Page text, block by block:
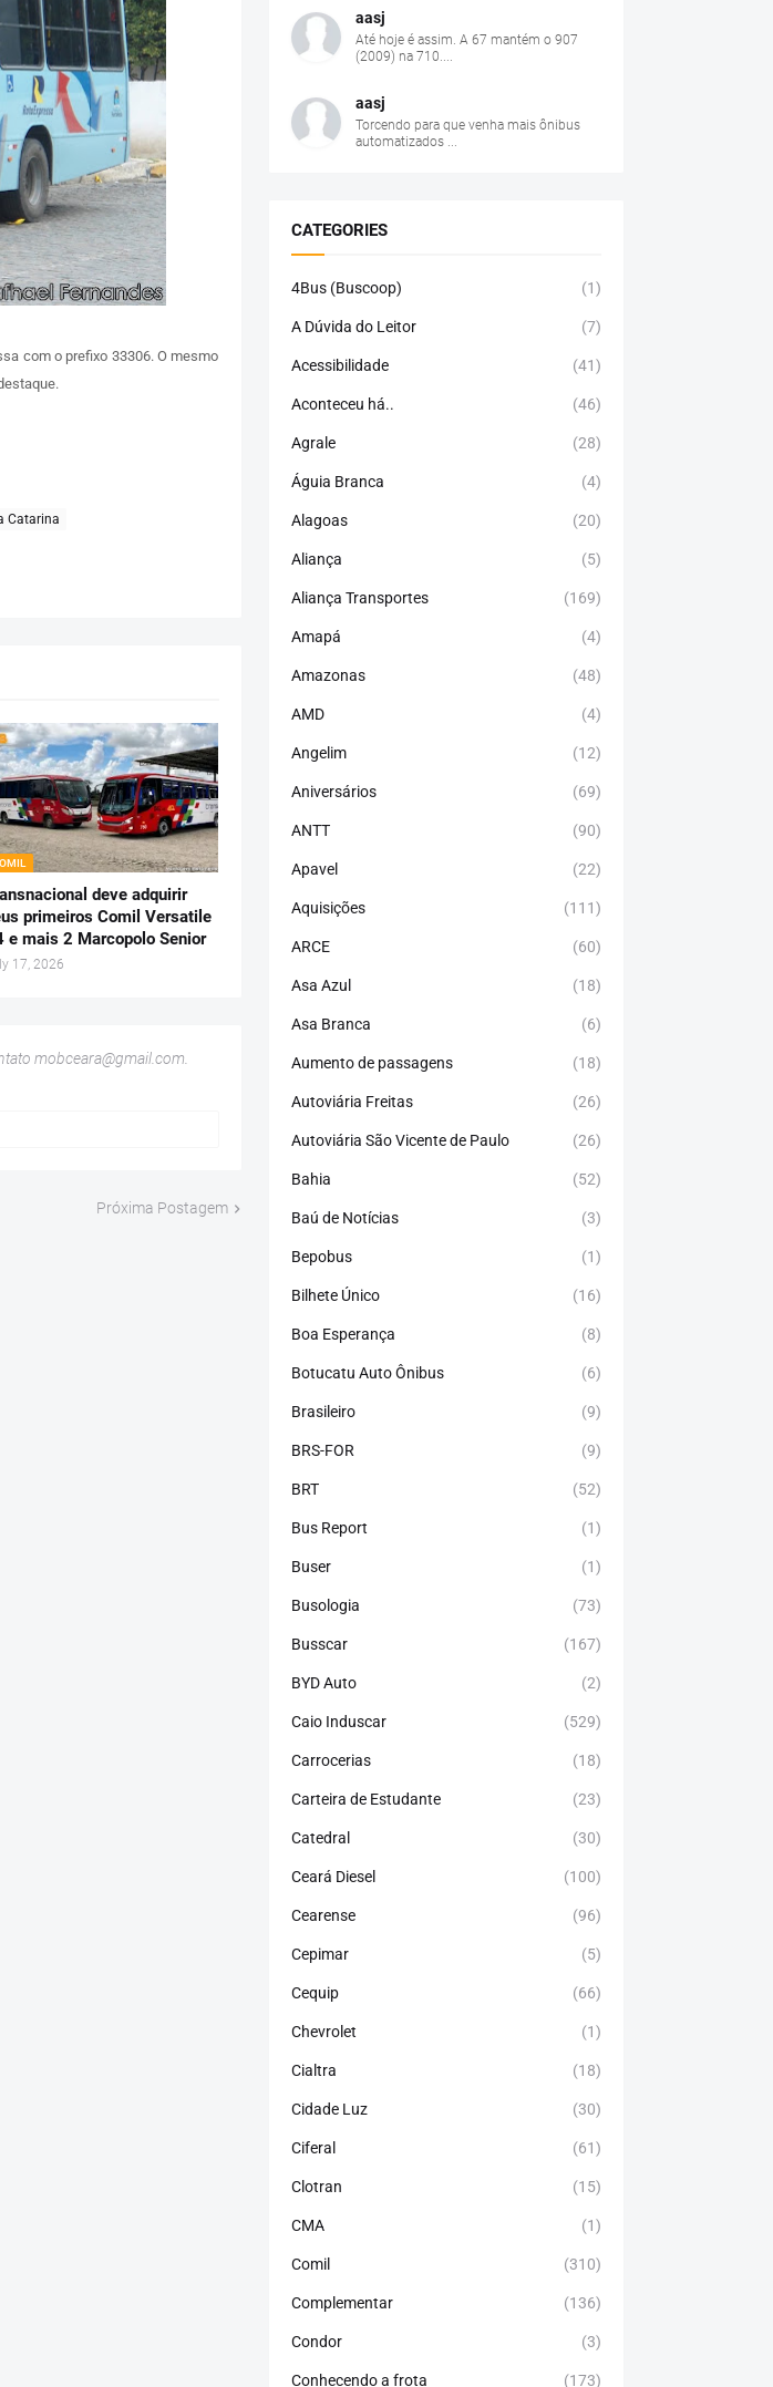
com o prefixo 33306. O mesmo
Catarina
deve adquirir
primeiros Comil Versatile
e mais 2 Marcopolo Senior
17, 2026
mobceara@gmail.com
Próxima Postagem
aasj
Até hoje é assim. A 67 mantém o 907
(2009) na 710....
aasj
Torcendo para que venha mais ônibus
automatizados ...
CATEGORIES
4Bus (Buscoop) (1)
A Dúvida do Leitor (7)
Acessibilidade (41)
Aconteceu há.. (46)
Agrale (28)
Águia Branca (4)
Alagoas (20)
Aliança (5)
Aliança Transportes (169)
Amapá (4)
Amazonas (48)
AMD (4)
Angelim (12)
Aniversários (69)
ANTT (90)
Apavel (22)
Aquisições (111)
ARCE (60)
Asa Azul (18)
Asa Branca (6)
Aumento de passagens (18)
Autoviária Freitas (26)
Autoviária São Vicente de Paulo (26)
Bahia (52)
Baú de Notícias (3)
Bepobus (1)
Bilhete Único (16)
Boa Esperança (8)
Botucatu Auto Ônibus (6)
Brasileiro (9)
BRS-FOR (9)
BRT (52)
Bus Report (1)
Buser (1)
Busologia (73)
Busscar (167)
BYD Auto (2)
Caio Induscar (529)
Carrocerias (18)
Carteira de Estudante (23)
Catedral (30)
Ceará Diesel (100)
Cearense (96)
Cepimar (5)
Cequip (66)
Chevrolet (1)
Cialtra (18)
Cidade Luz (30)
Ciferal (61)
Clotran (15)
CMA (1)
Comil (310)
Complementar (136)
Condor (3)
Conhecendo a frota (173)